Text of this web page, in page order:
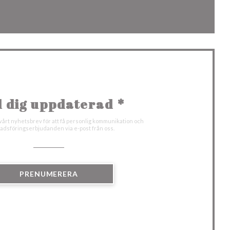
dig uppdaterad *
nyhetsbrev för att få personlig kommunikation och
via e-post från oss.
PRENUMERERA